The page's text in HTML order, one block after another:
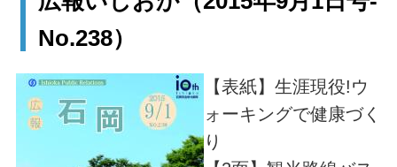
No.238）
【表紙】生涯現役!ウ
ォーキングで健康づく
り